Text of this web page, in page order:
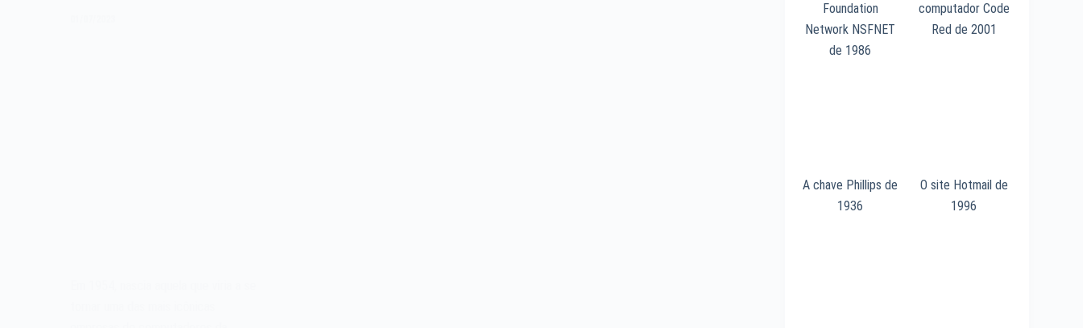
Foundation
Network NSFNET
de 1986
computador Code
Red de 2001
A chave Phillips de
1936
O site Hotmail de
1996